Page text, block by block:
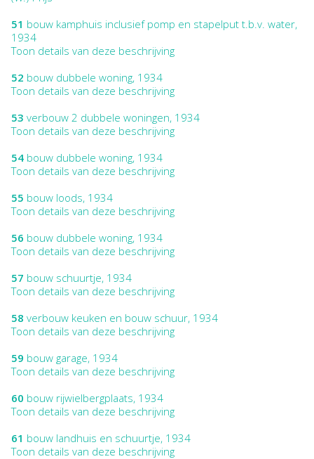
51 bouw kamphuis inclusief pomp en stapelput t.b.v. water,
1934
Toon details van deze beschrijving
52 bouw dubbele woning, 1934
Toon details van deze beschrijving
53 verbouw 2 dubbele woningen, 1934
Toon details van deze beschrijving
54 bouw dubbele woning, 1934
Toon details van deze beschrijving
55 bouw loods, 1934
Toon details van deze beschrijving
56 bouw dubbele woning, 1934
Toon details van deze beschrijving
57 bouw schuurtje, 1934
Toon details van deze beschrijving
58 verbouw keuken en bouw schuur, 1934
Toon details van deze beschrijving
59 bouw garage, 1934
Toon details van deze beschrijving
60 bouw rijwielbergplaats, 1934
Toon details van deze beschrijving
61 bouw landhuis en schuurtje, 1934
Toon details van deze beschrijving